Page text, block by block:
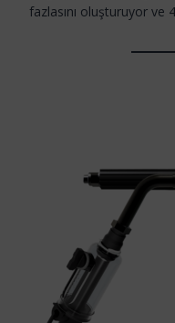
fazlasını oluşturuyor ve